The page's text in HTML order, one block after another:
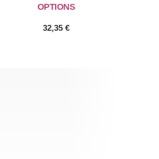
OPTIONS
32,35€